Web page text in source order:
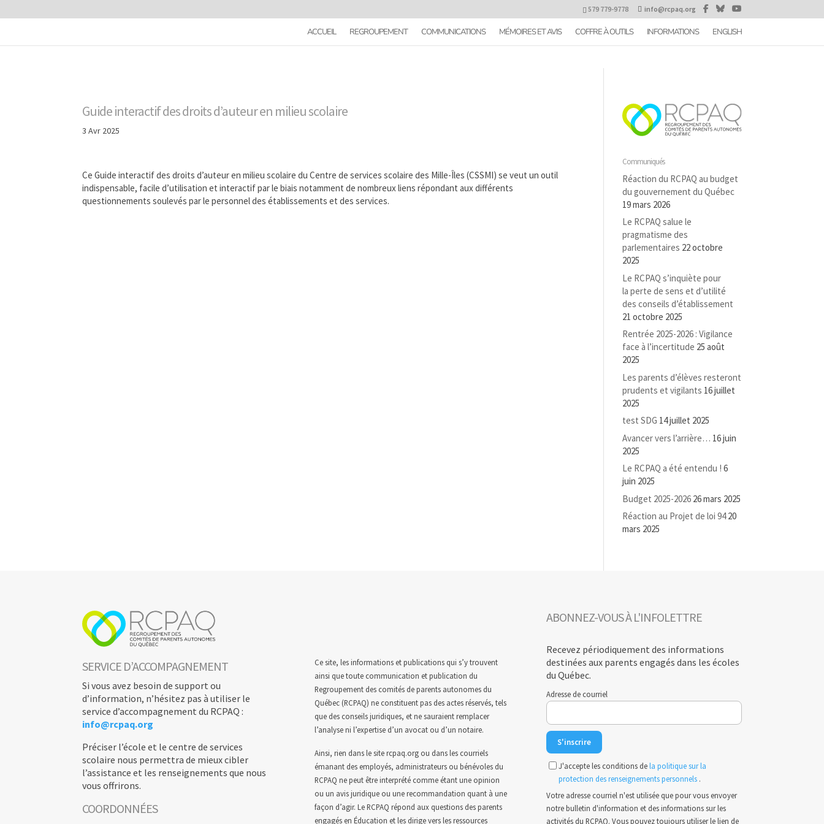
579 779-9778 info@rcpaq.org
ACCUEIL REGROUPEMENT COMMUNICATIONS MÉMOIRES ET AVIS COFFRE À OUTILS INFORMATIONS ENGLISH
Guide interactif des droits d’auteur en milieu scolaire
3 Avr 2025
Ce Guide interactif des droits d’auteur en milieu scolaire du Centre de services scolaire des Mille-Îles (CSSMI) se veut un outil
indispensable, facile d’utilisation et interactif par le biais notamment de nombreux liens répondant aux différents
questionnements soulevés par le personnel des établissements et des services.
Communiqués
Réaction du RCPAQ au budget
du gouvernement du Québec
19 mars 2026
Le RCPAQ salue le
pragmatisme des
parlementaires 22 octobre
2025
Le RCPAQ s’inquiète pour
la perte de sens et d’utilité
des conseils d’établissement
21 octobre 2025
Rentrée 2025-2026 : Vigilance
face à l’incertitude 25 août
2025
Les parents d’élèves resteront
prudents et vigilants 16 juillet
2025
test SDG 14 juillet 2025
Avancer vers l’arrière… 16 juin
2025
Le RCPAQ a été entendu ! 6
juin 2025
Budget 2025-2026 26 mars 2025
Réaction au Projet de loi 94 20
mars 2025
SERVICE D’ACCOMPAGNEMENT
Si vous avez besoin de support ou
d’information, n’hésitez pas à utiliser le
service d’accompagnement du RCPAQ :
info@rcpaq.org
Préciser l’école et le centre de services
scolaire nous permettra de mieux cibler
l’assistance et les renseignements que nous
vous offrirons.
COORDONNÉES
Ce site, les informations et publications qui s’y trouvent
ainsi que toute communication et publication du
Regroupement des comités de parents autonomes du
Québec (RCPAQ) ne constituent pas des actes réservés, tels
que des conseils juridiques, et ne sauraient remplacer
l’analyse ni l’expertise d’un avocat ou d’un notaire.
Ainsi, rien dans le site rcpaq.org ou dans les courriels
émanant des employés, administrateurs ou bénévoles du
RCPAQ ne peut être interprété comme étant une opinion
ou un avis juridique ou une recommandation quant à une
façon d’agir. Le RCPAQ répond aux questions des parents
engagés en Éducation et les dirige vers les ressources
ABONNEZ-VOUS À L'INFOLETTRE
Recevez périodiquement des informations
destinées aux parents engagés dans les écoles
du Québec.
Adresse de courriel
J'accepte les conditions dela politique sur la
protection des renseignements personnels .
Votre adresse courriel n'est utilisée que pour vous envoyer
notre bulletin d'information et des informations sur les
activités du RCPAQ. Vous pouvez toujours utiliser le lien de